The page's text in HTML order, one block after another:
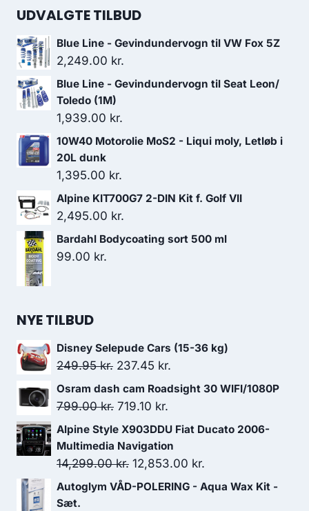
UDVALGTE TILBUD
Blue Line - Gevindundervogn til VW Fox 5Z
2,249.00 kr.
Blue Line - Gevindundervogn til Seat Leon/
Toledo (1M)
1,939.00 kr.
10W40 Motorolie MoS2 - Liqui moly, Letløb i
20L dunk
1,395.00 kr.
Alpine KIT700G7 2-DIN Kit f. Golf VII
2,495.00 kr.
Bardahl Bodycoating sort 500 ml
99.00 kr.
NYE TILBUD
Disney Selepude Cars (15-36 kg)
249.95kr. Den
oprindelige
pris
249.95 kr..
237.45 kr.
aktuelle
Osram dash cam Roadsight 30 WIFI/1080P
799.00kr. Den
oprindelige
pris
var:
799.00 kr..
719.10 kr.
aktuelle
pris
er:
719.10 kr..
Alpine Style X903DDU Fiat Ducato 2006-
Multimedia Navigation
14,299.00kr. Den
oprindelige
12,853.00 kr.
aktuelle
Autoglym VÅD-POLERING - Aqua Wax Kit -
Sæt.